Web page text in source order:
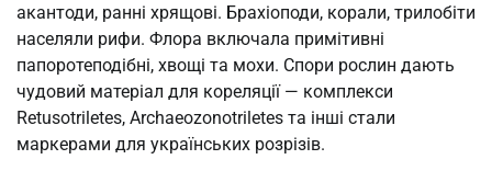
акантоди, ранні хрящові. Брахіоподи, корали, трилобіти
населяли рифи. Флора включала примітивні
папоротеподібні, хвощі та мохи. Спори рослин дають
чудовий матеріал для кореляції — комплекси
Retusotriletes, Archaeozonotriletes та інші стали
маркерами для українських розрізів.